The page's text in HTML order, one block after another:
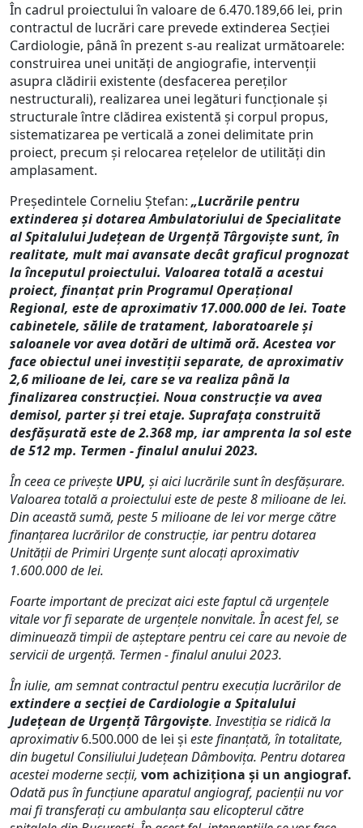
În cadrul proiectului în valoare de 6.470.189,66 lei, prin
contractul de lucrări care prevede extinderea Secției
Cardiologie, până în prezent s-au realizat următoarele:
construirea unei unități de angiografie, intervenții
asupra clădirii existente (desfacerea pereților
nestructurali), realizarea unei legături funcționale și
structurale între clădirea existentă și corpul propus,
sistematizarea pe verticală a zonei delimitate prin
proiect, precum și relocarea rețelelor de utilități din
amplasament.
Președintele Corneliu Ștefan: „Lucrările pentru
extinderea și dotarea Ambulatoriului de Specialitate
al Spitalului Județean de Urgență Târgoviște sunt, în
realitate, mult mai avansate decât graficul prognozat
la începutul proiectului. Valoarea totală a acestui
proiect, finanțat prin Programul Operațional
Regional, este de aproximativ 17.000.000 de lei. Toate
cabinetele, sălile de tratament, laboratoarele și
saloanele vor avea dotări de ultimă oră. Acestea vor
face obiectul unei investiții separate, de aproximativ
2,6 milioane de lei, care se va realiza până la
finalizarea construcției. Noua construcție va avea
demisol, parter și trei etaje. Suprafața construită
desfășurată este de 2.368 mp, iar amprenta la sol este
de 512 mp. Termen - finalul anului 2023.
În ceea ce privește UPU, și aici lucrările sunt în desfășurare.
Valoarea totală a proiectului este de peste 8 milioane de lei.
Din această sumă, peste 5 milioane de lei vor merge către
finanțarea lucrărilor de construcție, iar pentru dotarea
Unităţii de Primiri Urgențe sunt alocați aproximativ
1.600.000 de lei.
Foarte important de precizat aici este faptul că urgențele
vitale vor fi separate de urgențele nonvitale. În acest fel, se
diminuează timpii de așteptare pentru cei care au nevoie de
servicii de urgență. Termen - finalul anului 2023.
În iulie, am semnat contractul pentru execuția lucrărilor de
extindere a secției de Cardiologie a Spitalului
Județean de Urgență Târgoviște. Investiția se ridică la
aproximativ6.500.000 de lei și este finanțată, în totalitate,
din bugetul Consiliului Judeţean Dâmboviţa. Pentru dotarea
acestei moderne secții, vom achiziționa și un angiograf.
Odată pus în funcțiune aparatul angiograf, pacienții nu vor
mai fi transferați cu ambulanța sau elicopterul către